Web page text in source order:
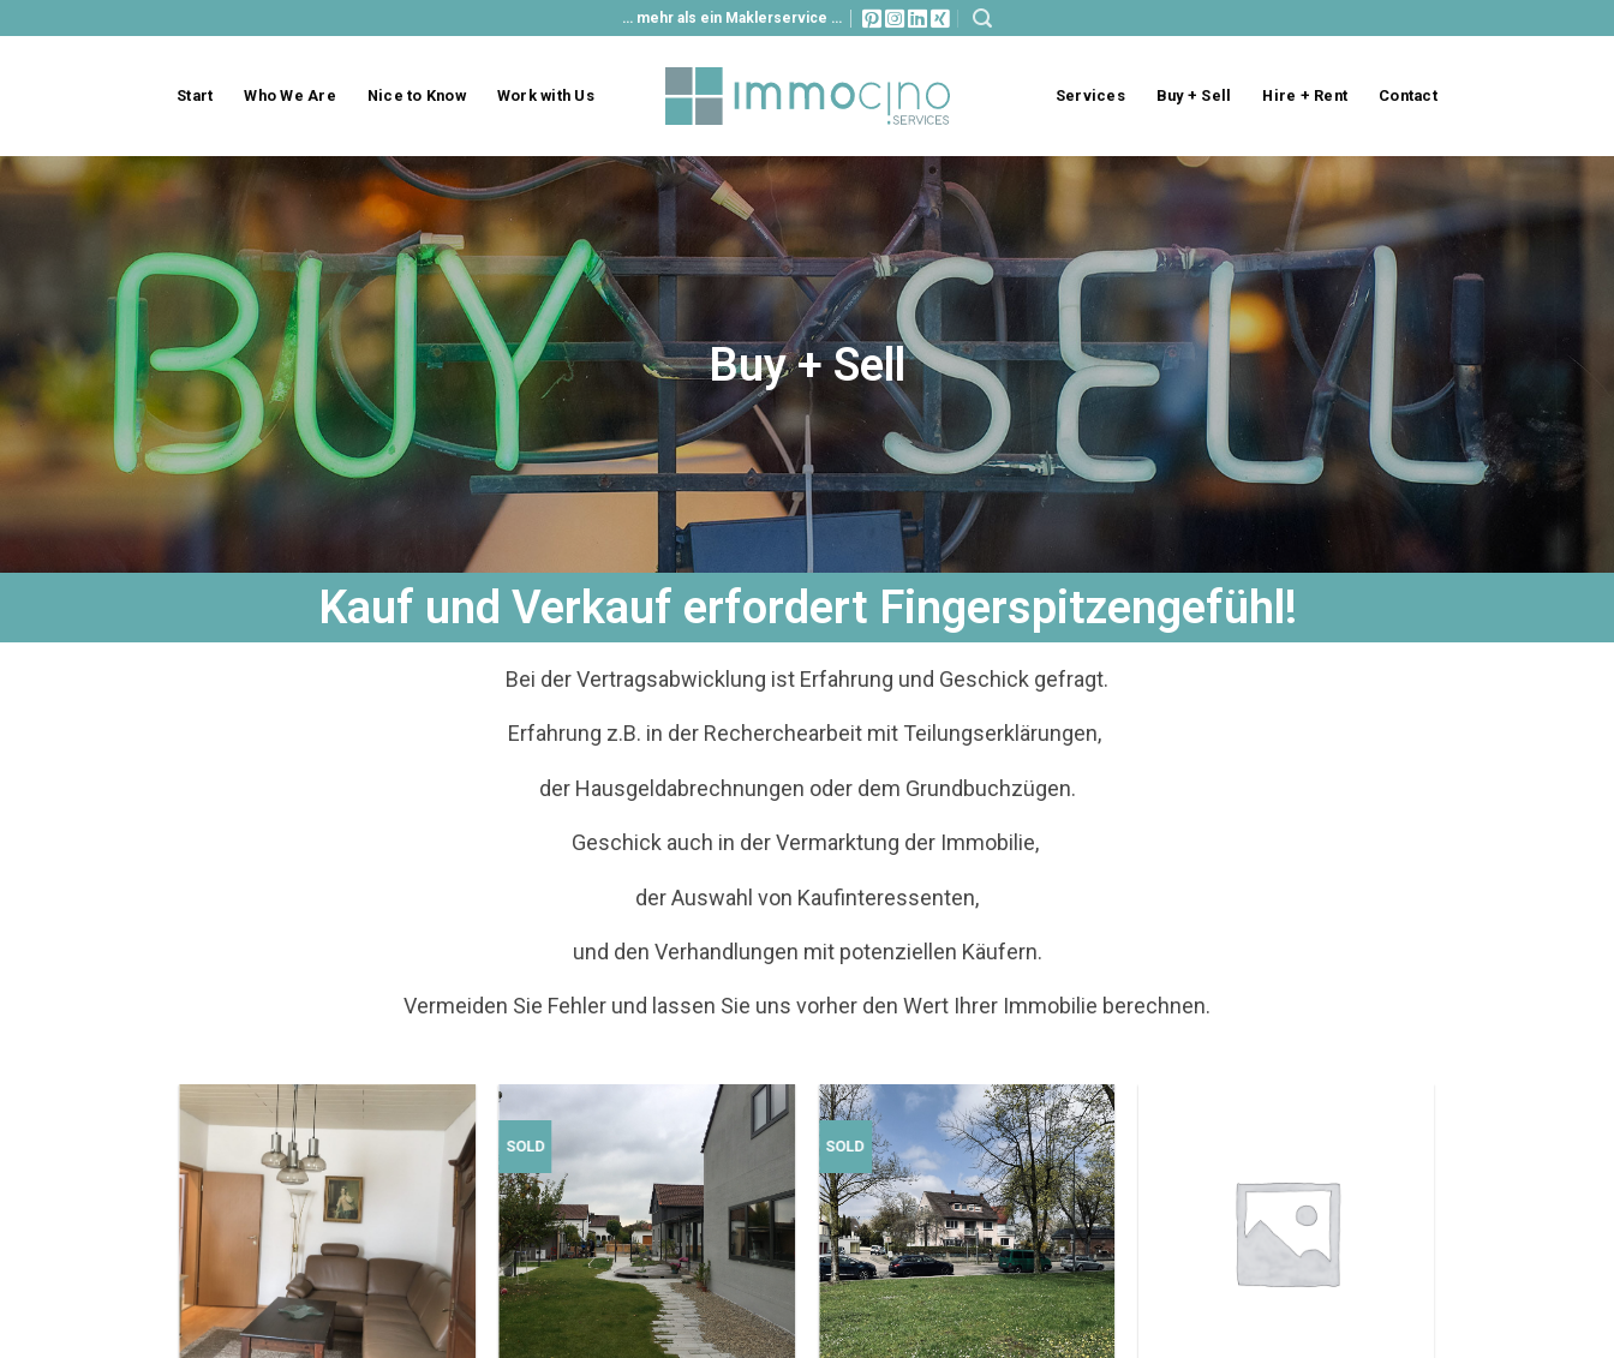
… mehr als ein Maklerservice …
Start Who We Are Nice to Know Work with Us Services Buy + Sell Hire + Rent Contact
Buy + Sell
Kauf und Verkauf erfordert Fingerspitzengefühl!
Bei der Vertragsabwicklung ist Erfahrung und Geschick gefragt.
Erfahrung z.B. in der Recherchearbeit mit Teilungserklärungen,
der Hausgeldabrechnungen oder dem Grundbuchzügen.
Geschick auch in der Vermarktung der Immobilie,
der Auswahl von Kaufinteressenten,
und den Verhandlungen mit potenziellen Käufern.
Vermeiden Sie Fehler und lassen Sie uns vorher den Wert Ihrer Immobilie berechnen.
SOLD SOLD